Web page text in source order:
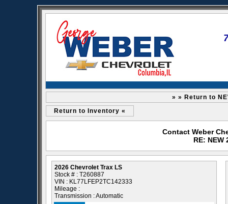
» » Return to
Return to Inventory «
Contact Weber
RE: NEW
2026 Chevrolet Trax LS
Stock # : T260887
VIN : KL77LFEP2TC142333
Mileage :
Transmission : Automatic